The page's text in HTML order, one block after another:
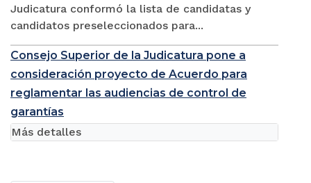
Judicatura conformó la lista de candidatas y
candidatos preseleccionados para...
Consejo Superior de la Judicatura pone a
consideración proyecto de Acuerdo para
reglamentar las audiencias de control de
garantías
Más detalles